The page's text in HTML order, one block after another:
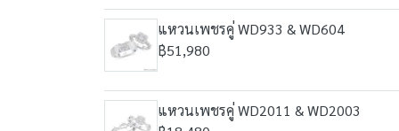
แหวนเพชรคู่ WD933 & WD604
฿51,980
แหวนเพชรคู่ WD2011 & WD2003